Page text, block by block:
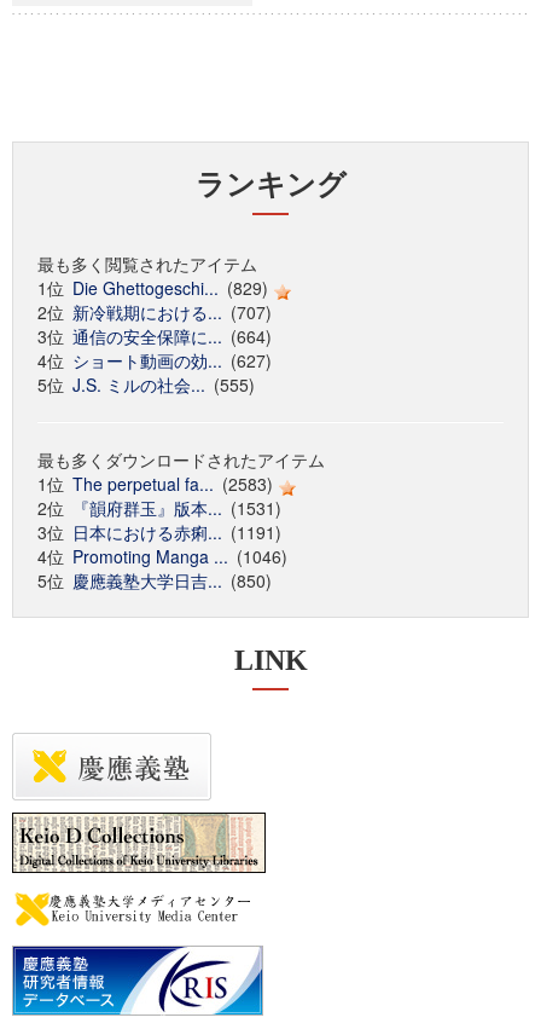
ランキング
最も多く閲覧されたアイテム
1位 Die Ghettogeschi... (829)
2位 新冷戦期における... (707)
3位 通信の安全保障に... (664)
4位 ショート動画の効... (627)
5位 J.S. ミルの社会... (555)
最も多くダウンロードされたアイテム
1位 The perpetual fa... (2583)
2位
『韻府群玉』版本... (1531)
3位 日本における赤痢... (1191)
4位 Promoting Manga ... (1046)
5位 慶應義塾大学日吉... (850)
LINK